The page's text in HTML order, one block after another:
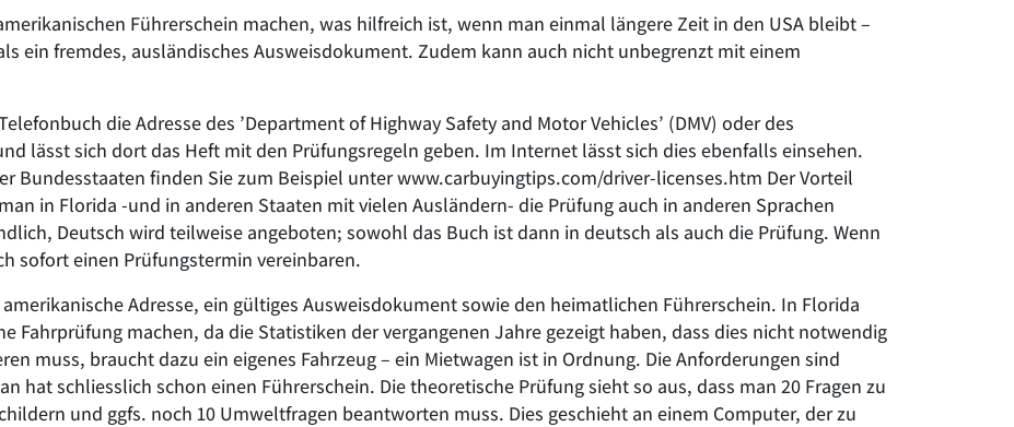
Führerschein machen, was hilfreich ist, wenn man einmal längere Zeit in den USA bleibt –
ein fremdes, ausländisches Ausweisdokument. Zudem kann auch nicht unbegrenzt mit einem
die Adresse des ’Department of Highway Safety and Motor Vehicles’ (DMV) oder des
lässt sich dort das Heft mit den Prüfungsregeln geben. Im Internet lässt sich dies ebenfalls einsehen.
Bundesstaaten finden Sie zum Beispiel unter www.carbuyingtips.com/driver-licenses.htm Der Vorteil
in Florida -und in anderen Staaten mit vielen Ausländern- die Prüfung auch in anderen Sprachen
Deutsch wird teilweise angeboten; sowohl das Buch ist dann in deutsch als auch die Prüfung. Wenn
sofort einen Prüfungstermin vereinbaren.
Adresse, ein gültiges Ausweisdokument sowie den heimatlichen Führerschein. In Florida
Fahrprüfung machen, da die Statistiken der vergangenen Jahre gezeigt haben, dass dies nicht notwendig
muss, braucht dazu ein eigenes Fahrzeug – ein Mietwagen ist in Ordnung. Die Anforderungen sind
hat schliesslich schon einen Führerschein. Die theoretische Prüfung sieht so aus, dass man 20 Fragen zu
und ggfs. noch 10 Umweltfragen beantworten muss. Dies geschieht an einem Computer, der zu